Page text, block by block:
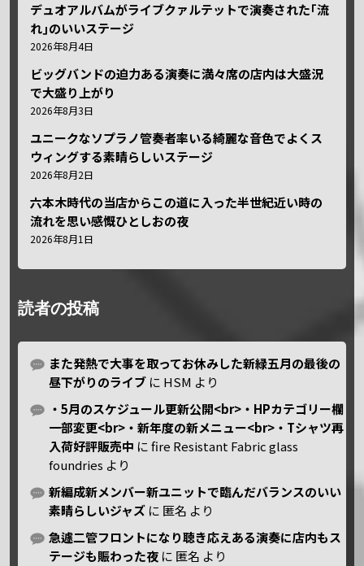
デュオアルバムがライブクァルテットで演奏された｢流
れ｣のいいステージ
2026年8月4日
ビッグバンドの迫力ある演奏に満々席の店内は大盛況
で大盛り上がり
2026年8月3日
ユニークなソプラノ管奏者率いる綺麗な音色でよくス
ウィングする素晴らしいステージ
2026年8月2日
六本木時代の当店からこの道に入った半世紀近い時の
流れを思い感慨ひとしおの夜
2026年8月1日
読者の投稿
また発熱で大事を取ってお休みした新緑五月の最後の
昼下がりのライブ に HSM より
・5月のスケジュール更新公開<br>・HPカテゴリー欄
一部変更<br>・新年度の新メニュー<br>・Tシャツ再
入荷好評販売中 にfire Resistant Fabric glass
foundries より
新編成新メンバー新ユニットで臨んだバランスのいい
素晴らしいジャズ に 匿名 より
急遽二管フロントになり聴き応えある演奏に店内もス
テージも賑わった夜 に 匿名 より